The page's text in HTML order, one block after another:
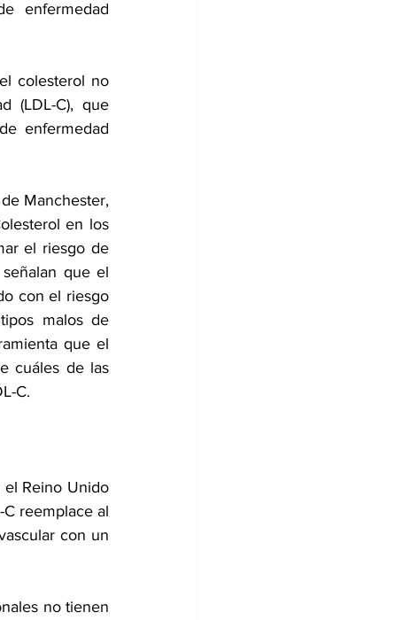
enfermedad
colesterol no
(LDL-C), que
enfermedad
Manchester,
en los
el riesgo de
que el
con el riesgo
malos de
que el
cuáles de las
C.
el Reino Unido
reemplace al
con un
no tienen